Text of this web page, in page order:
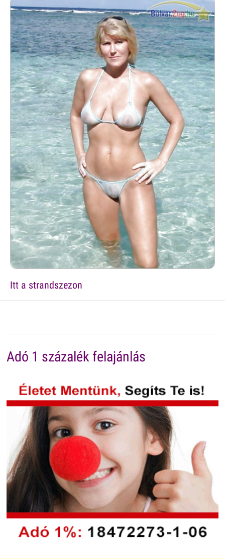
Itt a strandszezon
Adó 1 százalék felajánlás